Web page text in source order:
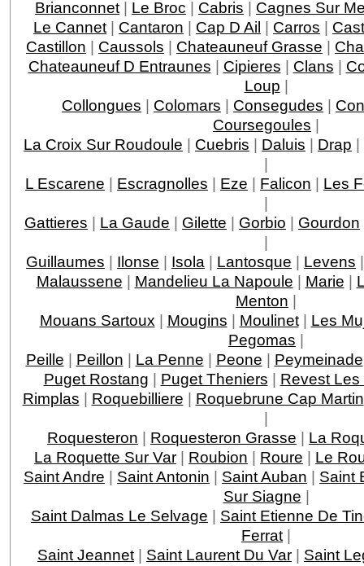
Brianconnet | Le Broc | Cabris | Cagnes Sur
Le Cannet | Cantaron | Cap D Ail | Carros |
Castillon | Caussols | Chateauneuf Grasse |
Chateauneuf D Entraunes | Cipieres | Clans |
Loup |
Collongues | Colomars | Consegudes |
Coursegoules |
La Croix Sur Roudoule | Cuebris | Daluis | Drap |
|
L Escarene | Escragnolles | Eze | Falicon | Les
|
Gattieres | La Gaude | Gilette | Gorbio | Gourdon
|
Guillaumes | Ilonse | Isola | Lantosque | Levens
Malaussene | Mandelieu La Napoule | Marie |
Menton |
Mouans Sartoux | Mougins | Moulinet| Les
Pegomas |
Peille | Peillon | La Penne | Peone | Peymeinade
Puget Rostang | Puget Theniers | Revest
Rimplas | Roquebilliere | Roquebrune Cap Martin
|
Roquesteron | Roquesteron Grasse | La
La Roquette Sur Var | Roubion | Roure | Le
Saint Andre | Saint Antonin | Saint Auban | Saint
Sur Siagne |
Saint Dalmas Le Selvage | Saint Etienne De
Ferrat |
Saint Jeannet | Saint Laurent Du Var | Saint